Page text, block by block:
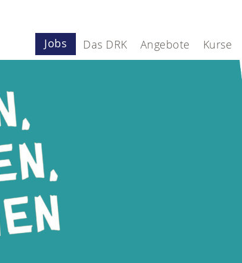
Jobs Das DRK Angebote Kurse